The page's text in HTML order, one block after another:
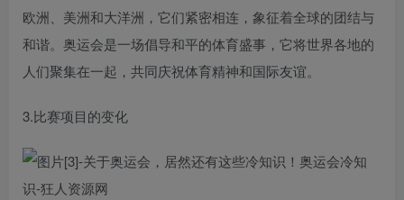
欧洲、美洲和大洋洲，它们紧密相连，象征着全球的团结与
和谐。奥运会是一场倡导和平的体育盛事，它将世界各地的
人们聚集在一起，共同庆祝体育精神和国际友谊。
3.比赛项目的变化